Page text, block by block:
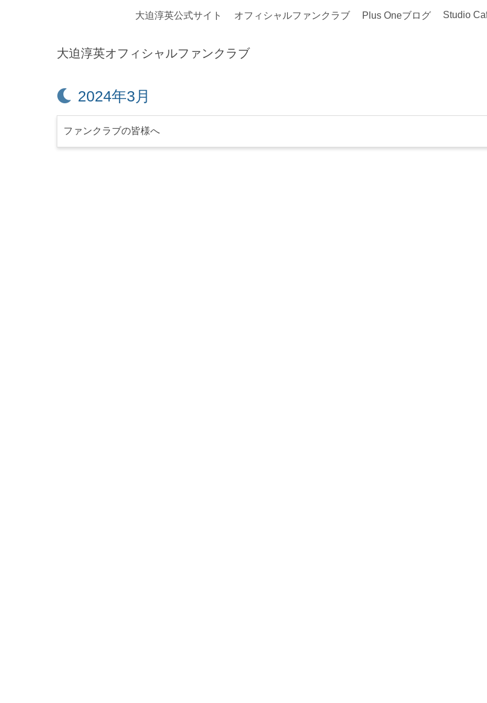
大迫淳英オフィシャルファンクラブ
大迫淳英公式サイト オフィシャルファンクラブ Plus Oneブログ Studio
月:
2024年3月
ファンクラブの皆様へ